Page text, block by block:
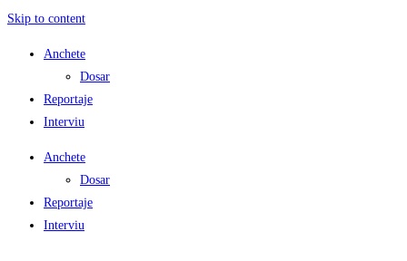
Skip to content
Anchete
Dosar
Reportaje
Interviu
Anchete
Dosar
Reportaje
Interviu